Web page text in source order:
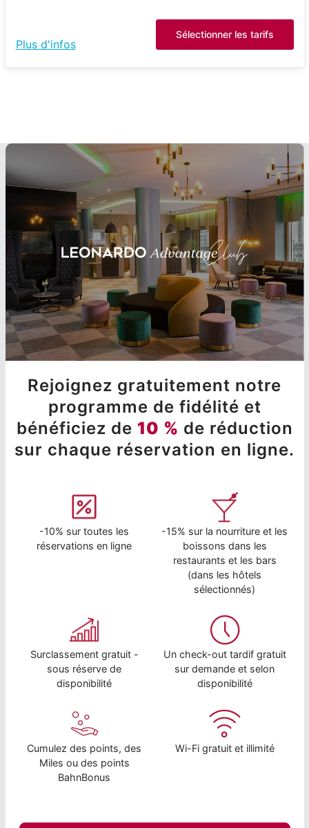
Plus d'infos
Sélectionner les tarifs
Rejoignez gratuitement notre
programme de fidélité et
bénéficiez de 10 % de réduction
sur chaque réservation en ligne.
-10% sur toutes les
réservations en ligne
-15% sur la nourriture et les
boissons dans les
restaurants et les bars
(dans les hôtels
sélectionnés)
Surclassement gratuit -
sous réserve de
disponibilité
Un check-out tardif gratuit
sur demande et selon
disponibilité
Cumulez des points, des
Miles ou des points
BahnBonus
Wi-Fi gratuit et illimité